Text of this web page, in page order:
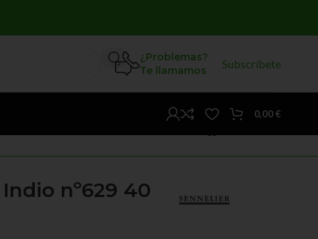
¿Problemas?
Te llamamos
Subscríbete
0,00€
nº629 40